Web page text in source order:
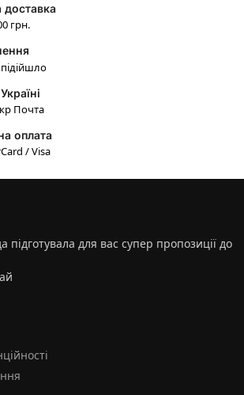
грн.
Почта
оплата
/ Visa
для вас супер пропозиції до